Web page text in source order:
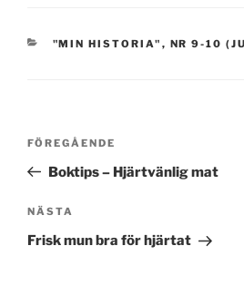
KATEGORIER
"MIN HISTORIA" , NR 9-10
Inläggsnavigering
Föregående
inlägg
FÖREGÅENDE
Boktips – Hjärtvänlig mat
Nästa
inlägg
NÄSTA
Frisk mun bra för hjärtat